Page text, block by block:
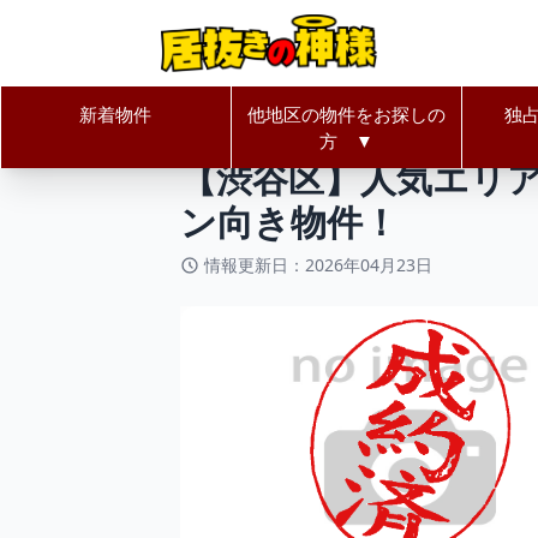
新着物件
他地区の物件をお探しの
方 ▼
独
居抜きの神様Home 東京都 渋谷
【渋谷区】人気エリ
ン向き物件！
情報更新日：2026年04月23日